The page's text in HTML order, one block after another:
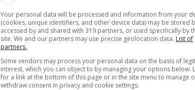
Your personal data will be processed and information from your
(cookies, unique identifiers, and other device data) may be stored
accessed by and shared with 319 partners, or used specifically by
site. We and our partners may use precise geolocation data. List of
partners.
Some vendors may process your personal data on the basis of
interest, which you can object to by managing your options below.
for a link at the bottom of this page or in the site menu to manage
withdraw consent in privacy and cookie settings.